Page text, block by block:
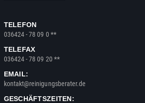
TELEFON
036424 - 78 09 0 **
TELEFAX
036424 - 78 09 20 **
EMAIL:
kontakt@reinigungsberater.de
GESCHÄFTSZEITEN: